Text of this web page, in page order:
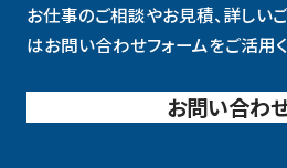
お仕事のご相談やお見積、詳しい
はお問い合わせフォームをご活用く
お問い合わ